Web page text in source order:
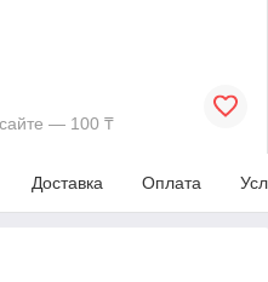
— 100 ₸
Доставка Оплата